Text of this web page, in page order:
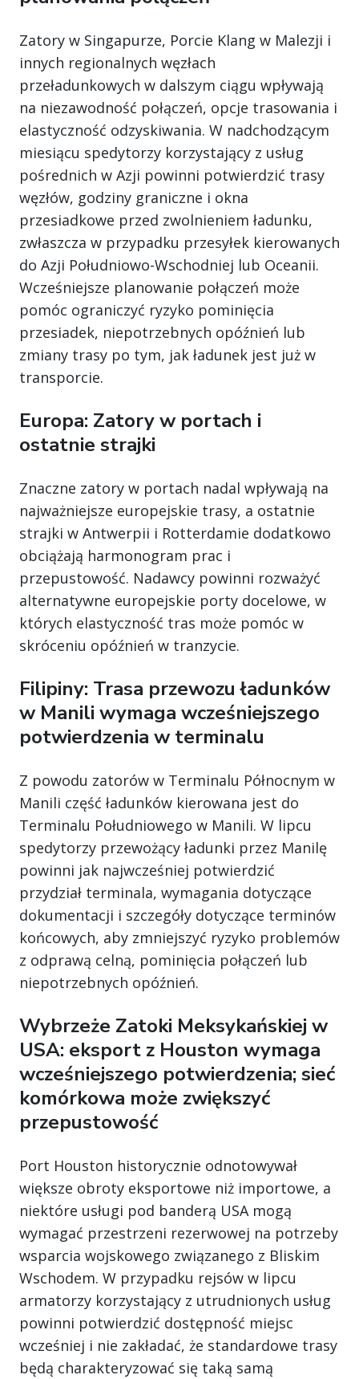
Zatory w Singapurze, Porcie Klang w Malezji i
innych regionalnych węzłach
przeładunkowych w dalszym ciągu wpływają
na niezawodność połączeń, opcje trasowania i
elastyczność odzyskiwania. W nadchodzącym
miesiącu spedytorzy korzystający z usług
pośrednich w Azji powinni potwierdzić trasy
węzłów, godziny graniczne i okna
przesiadkowe przed zwolnieniem ładunku,
zwłaszcza w przypadku przesyłek kierowanych
do Azji Południowo-Wschodniej lub Oceanii.
Wcześniejsze planowanie połączeń może
pomóc ograniczyć ryzyko pominięcia
przesiadek, niepotrzebnych opóźnień lub
zmiany trasy po tym, jak ładunek jest już w
transporcie.
Europa: Zatory w portach i
ostatnie strajki
Znaczne zatory w portach nadal wpływają na
najważniejsze europejskie trasy, a ostatnie
strajki w Antwerpii i Rotterdamie dodatkowo
obciążają harmonogram prac i
przepustowość. Nadawcy powinni rozważyć
alternatywne europejskie porty docelowe, w
których elastyczność tras może pomóc w
skróceniu opóźnień w tranzycie.
Filipiny: Trasa przewozu ładunków
w Manili wymaga wcześniejszego
potwierdzenia w terminalu
Z powodu zatorów w Terminalu Północnym w
Manili część ładunków kierowana jest do
Terminalu Południowego w Manili. W lipcu
spedytorzy przewożący ładunki przez Manilę
powinni jak najwcześniej potwierdzić
przydział terminala, wymagania dotyczące
dokumentacji i szczegóły dotyczące terminów
końcowych, aby zmniejszyć ryzyko problemów
z odprawą celną, pominięcia połączeń lub
niepotrzebnych opóźnień.
Wybrzeże Zatoki Meksykańskiej w
USA: eksport z Houston wymaga
wcześniejszego potwierdzenia; sieć
komórkowa może zwiększyć
przepustowość
Port Houston historycznie odnotowywał
większe obroty eksportowe niż importowe, a
niektóre usługi pod banderą USA mogą
wymagać przestrzeni rezerwowej na potrzeby
wsparcia wojskowego związanego z Bliskim
Wschodem. W przypadku rejsów w lipcu
armatorzy korzystający z utrudnionych usług
powinni potwierdzić dostępność miejsc
wcześniej i nie zakładać, że standardowe trasy
będą charakteryzować się taką samą